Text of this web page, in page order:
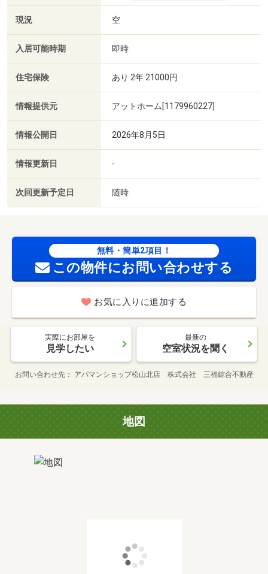
現況 空
入居可能時期 即時
住宅保険 あり 2年 21000円
情報提供元 アットホーム[1179960227]
情報公開日 2026年8月5日
情報更新日 -
次回更新予定日 随時
無料・簡単2項目！
この物件にお問い合わせする
お気に入りに追加する
実際にお部屋を
見学したい
最新の
空室状況を聞く
お問い合わせ先 アパマンショップ松山北店 株式会社 三福綜合不動産
地図